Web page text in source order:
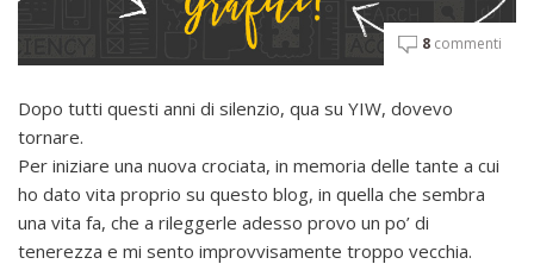
8 commenti
Dopo tutti questi anni di silenzio, qua su YIW, dovevo
tornare.
Per iniziare una nuova crociata, in memoria delle tante a cui
ho dato vita proprio su questo blog, in quella che sembra
una vita fa, che a rileggerle adesso provo un po’ di
tenerezza e mi sento improvvisamente troppo vecchia.